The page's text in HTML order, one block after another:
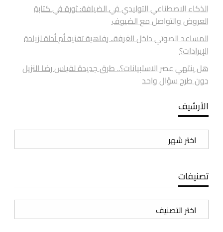
الذكاء الاصطناعي التوليدي في الضيافة: ثورة في كتابة
العروض والتواصل مع الضيوف
المساعد الصوتي داخل الغرفة.. رفاهية تقنية أم أداة لزيادة
الإيرادات؟
هل ينتهي عصر الاستبيانات؟.. طرق جديدة لقياس رضا النزيل
دون طرح سؤال واحد
الأرشيف
الأرشيف
تصنيفات
تصنيفات